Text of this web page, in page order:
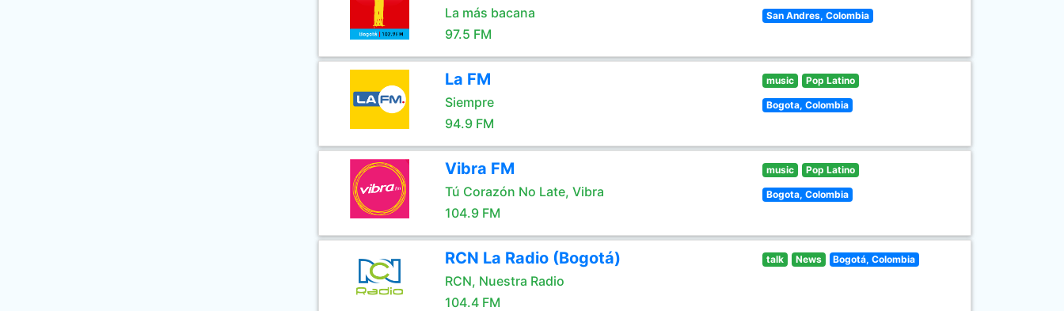
La más bacana
97.5 FM
San Andres, Colombia
La FM
Siempre
94.9 FM
music Pop Latino
Bogota, Colombia
Vibra FM
Tú Corazón No Late, Vibra
104.9 FM
music Pop Latino
Bogota, Colombia
RCN La Radio (Bogotá)
RCN, Nuestra Radio
104.4 FM
talk News Bogotá, Colombia